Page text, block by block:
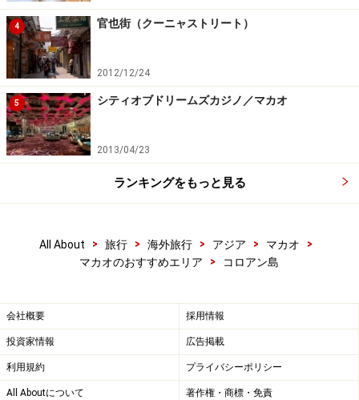
4 官也街（クーニャストリート）
2012/12/24
5 シティオブドリームズカジノ／マカオ
2013/04/23
ランキングをもっと見る
All About > 旅行 > 海外旅行 > アジア > マカオ
>
マカオのおすすめエリア
> コロアン島
会社概要 採用情報
投資家情報 広告掲載
利用規約 プライバシーポリシー
All Aboutについて 著作権・商標・免責